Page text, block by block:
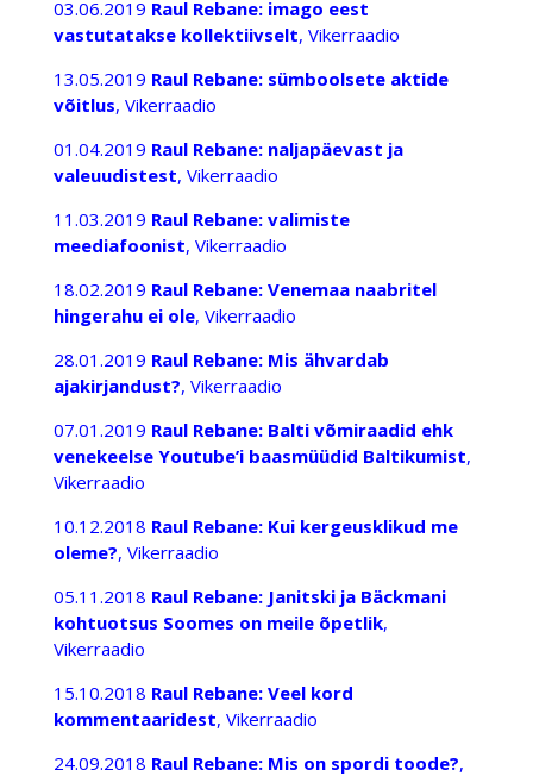
03.06.2019 Raul Rebane: imago eest
vastutatakse kollektiivselt, Vikerraadio
13.05.2019 Raul Rebane: sümboolsete aktide
võitlus, Vikerraadio
01.04.2019 Raul Rebane: naljapäevast ja
valeuudistest, Vikerraadio
11.03.2019 Raul Rebane: valimiste
meediafoonist, Vikerraadio
18.02.2019 Raul Rebane: Venemaa naabritel
hingerahu ei ole, Vikerraadio
28.01.2019 Raul Rebane: Mis ähvardab
ajakirjandust?, Vikerraadio
07.01.2019 Raul Rebane: Balti võmiraadid ehk
venekeelse Youtube’i baasmüüdid Baltikumist,
Vikerraadio
10.12.2018 Raul Rebane: Kui kergeusklikud me
oleme?, Vikerraadio
05.11.2018 Raul Rebane: Janitski ja Bäckmani
kohtuotsus Soomes on meile õpetlik,
Vikerraadio
15.10.2018 Raul Rebane: Veel kord
kommentaaridest, Vikerraadio
24.09.2018 Raul Rebane: Mis on spordi toode?,